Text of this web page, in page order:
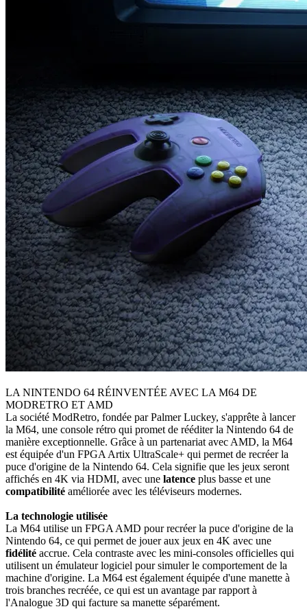
LA NINTENDO 64 RÉINVENTÉE AVEC LA M64 DE
MODRETRO ET AMD
La société ModRetro, fondée par Palmer Luckey, s'apprête à lancer
la M64, une console rétro qui promet de rééditer la Nintendo 64 de
manière exceptionnelle. Grâce à un partenariat avec AMD, la M64
est équipée d'un FPGA Artix UltraScale+ qui permet de recréer la
puce d'origine de la Nintendo 64. Cela signifie que les jeux seront
affichés en 4K via HDMI, avec une latence plus basse et une
compatibilité améliorée avec les téléviseurs modernes.
La technologie utilisée
La M64 utilise un FPGA AMD pour recréer la puce d'origine de la
Nintendo 64, ce qui permet de jouer aux jeux en 4K avec une
fidélité accrue. Cela contraste avec les mini-consoles officielles qui
utilisent un émulateur logiciel pour simuler le comportement de la
machine d'origine. La M64 est également équipée d'une manette à
trois branches recréée, ce qui est un avantage par rapport à
l'Analogue 3D qui facture sa manette séparément.